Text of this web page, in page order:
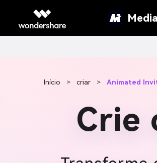
Início > criar > Animated
Crie